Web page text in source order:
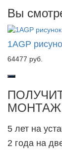
Вы
1AGP
64477 руб.
МОНТАЖ
5 лет на
2 года на